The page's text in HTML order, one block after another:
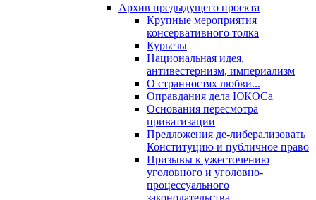
Архив предыдущего проекта
Крупные мероприятия
консервативного толка
Курьезы
Национальная идея,
антивестернизм, империализм
О странностях любви...
Оправдания дела ЮКОСа
Основания пересмотра
приватизации
Предложения де-либерализовать
Конституцию и публичное право
Призывы к ужесточению
уголовного и уголовно-
процессуального
законодательства